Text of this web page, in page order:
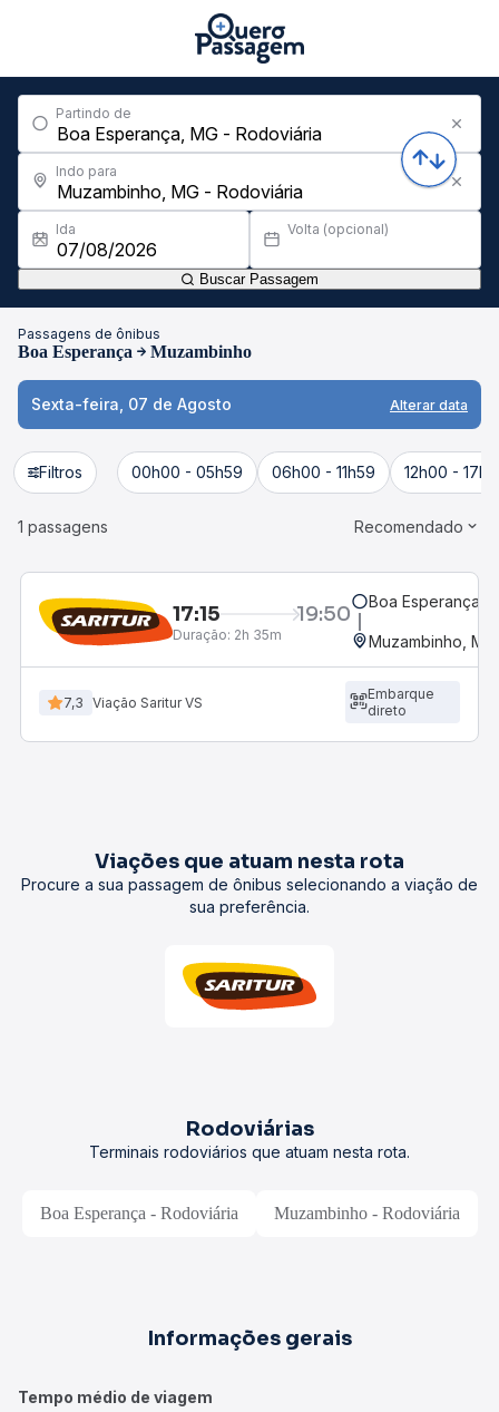
Partindo de
Indo para
Ida Volta (opcional)
Buscar Passagem
Passagens de ônibus
Boa Esperança Muzambinho
Sexta-feira, 07 de Agosto Alterar data
Filtros 00h00 - 05h59 06h00 - 11h59 12h00 -
1 passagens Recomendado
17:15 19:50
Duração: 2h 35m
Boa Esperança,
Muzambinho,
7,3 Viação Saritur VS
Embarque
direto
Viações que atuam nesta rota
Procure a sua passagem de ônibus selecionando a viação de
sua preferência.
Rodoviárias
Terminais rodoviários que atuam nesta rota.
Boa Esperança - Rodoviária Muzambinho - Rodoviária
Informações gerais
Tempo médio de viagem